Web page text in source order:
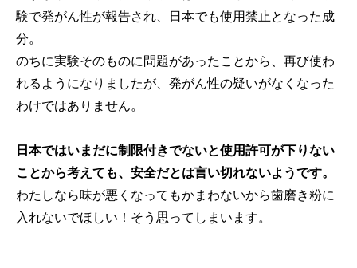
験で発がん性が報告され、日本でも使用禁止となった成
分。
のちに実験そのものに問題があったことから、再び使わ
れるようになりましたが、発がん性の疑いがなくなった
わけではありません。
日本ではいまだに制限付きでないと使用許可が下りない
ことから考えても、安全だとは言い切れないようです。
わたしなら味が悪くなってもかまわないから歯磨き粉に
入れないでほしい！そう思ってしまいます。